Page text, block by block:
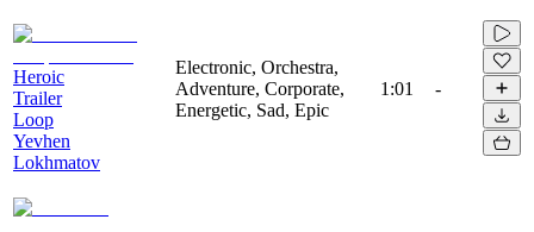
Heroic
Trailer
Loop
Yevhen
Lokhmatov
Electronic, Orchestra,
Adventure, Corporate,
Energetic, Sad, Epic
1:01 -